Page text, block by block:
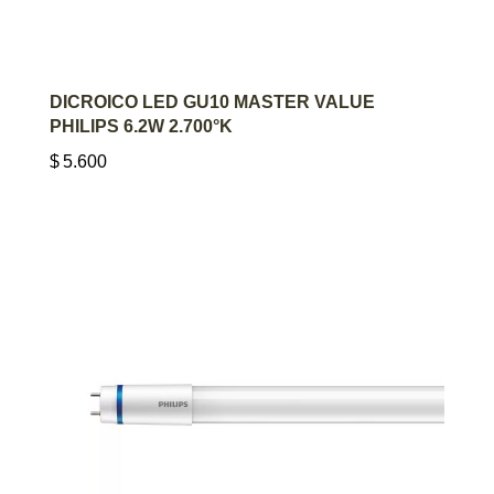
AGREGAR AL CARRITO
DICROICO LED GU10 MASTER VALUE
PHILIPS 6.2W 2.700°K
$5.600